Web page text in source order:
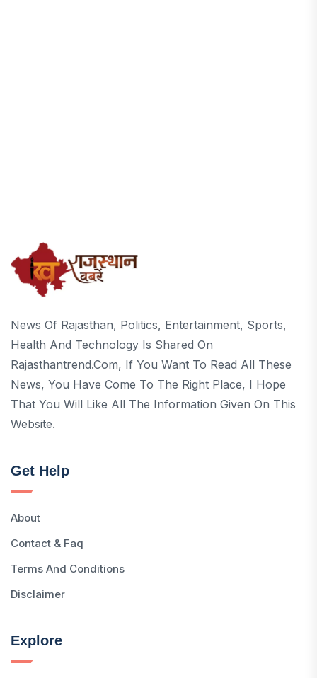
News Of Rajasthan, Politics, Entertainment, Sports,
Health And Technology Is Shared On
Rajasthantrend.com, If You Want To Read All These
News, You Have Come To The Right Place, I Hope
That You Will Like All The Information Given On This
Website.
Get Help
About
Contact & Faq
Terms And Conditions
Disclaimer
Explore